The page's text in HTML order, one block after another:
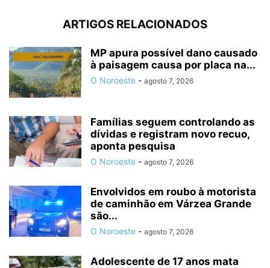
ARTIGOS RELACIONADOS
MP apura possível dano causado
à paisagem causa por placa na...
O Noroeste - agosto 7, 2026
Famílias seguem controlando as
dívidas e registram novo recuo,
aponta pesquisa
O Noroeste - agosto 7, 2026
Envolvidos em roubo à motorista
de caminhão em Várzea Grande
são...
O Noroeste - agosto 7, 2026
Adolescente de 17 anos mata